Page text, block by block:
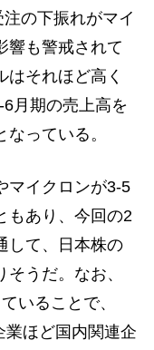
の下振れがマイ
響も警戒されて
はそれほど高く
月期の売上高を
っている。
マイクロンが3-5
もあり、今回の2
して、日本株の
うだ。なお、
いることで、
ほど国内関連企